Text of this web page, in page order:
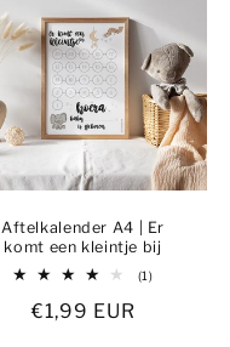
Aftelkalender A4 | Er
komt een kleintje bij
(1)1
Normale
€1,99 EUR